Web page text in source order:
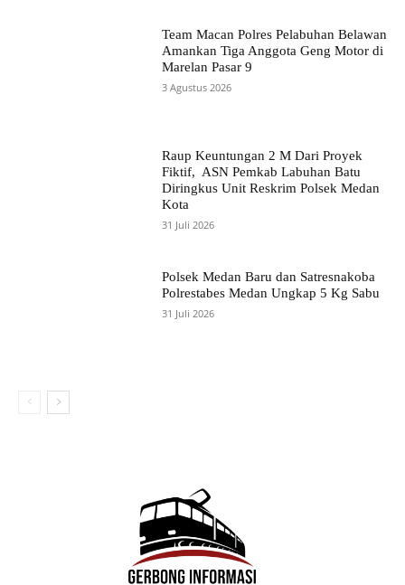
Team Macan Polres Pelabuhan Belawan
Amankan Tiga Anggota Geng Motor di
Marelan Pasar 9
3 Agustus 2026
Raup Keuntungan 2 M Dari Proyek
Fiktif, ASN Pemkab Labuhan Batu
Diringkus Unit Reskrim Polsek Medan
Kota
31 Juli 2026
Polsek Medan Baru dan Satresnakoba
Polrestabes Medan Ungkap 5 Kg Sabu
31 Juli 2026